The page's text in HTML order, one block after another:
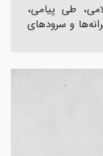
طی پیامی،
و سرودهای